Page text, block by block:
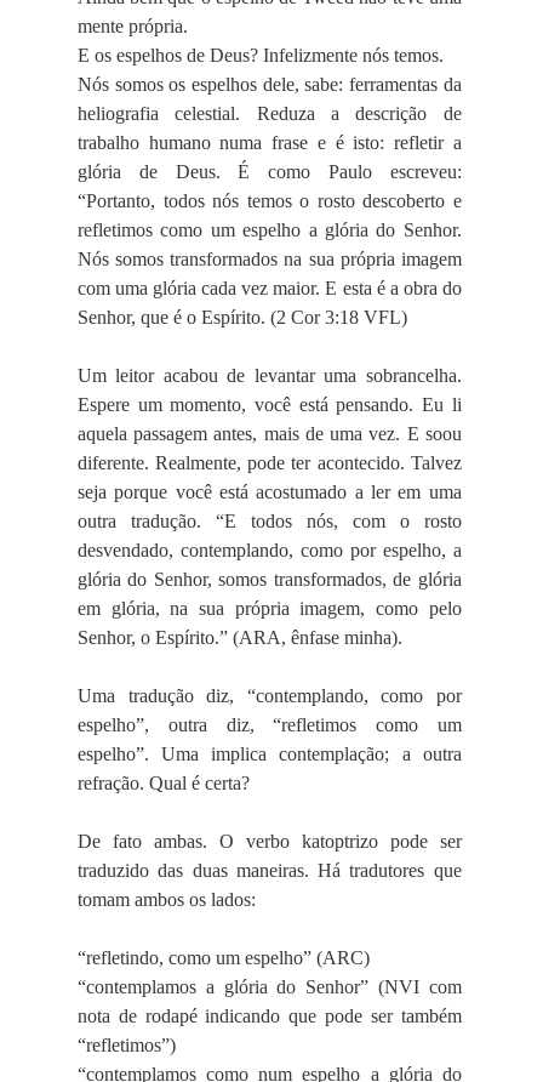
mente própria.
E os espelhos de Deus? Infelizmente nós temos.
Nós somos os espelhos dele, sabe: ferramentas da
heliografia celestial. Reduza a descrição de
trabalho humano numa frase e é isto: refletir a
glória de Deus. É como Paulo escreveu:
“Portanto, todos nós temos o rosto descoberto e
refletimos como um espelho a glória do Senhor.
Nós somos transformados na sua própria imagem
com uma glória cada vez maior. E esta é a obra do
Senhor, que é o Espírito. (2 Cor 3:18 VFL)
Um leitor acabou de levantar uma sobrancelha.
Espere um momento, você está pensando. Eu li
aquela passagem antes, mais de uma vez. E soou
diferente. Realmente, pode ter acontecido. Talvez
seja porque você está acostumado a ler em uma
outra tradução. “E todos nós, com o rosto
desvendado, contemplando, como por espelho, a
glória do Senhor, somos transformados, de glória
em glória, na sua própria imagem, como pelo
Senhor, o Espírito.” (ARA, ênfase minha).
Uma tradução diz, “contemplando, como por
espelho”, outra diz, “refletimos como um
espelho”. Uma implica contemplação; a outra
refração. Qual é certa?
De fato ambas. O verbo katoptrizo pode ser
traduzido das duas maneiras. Há tradutores que
tomam ambos os lados:
“refletindo, como um espelho” (ARC)
“contemplamos a glória do Senhor” (NVI com
nota de rodapé indicando que pode ser também
“refletimos”)
“contemplamos como num espelho a glória do